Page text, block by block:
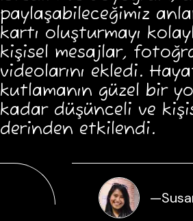
paylaşabileceğimiz
kartı oluşturmayı
kişisel mesajlar,
videolarını ekledi.
kutlamanın güzel bir
kadar düşünceli ve
derinden etkilendi.
—